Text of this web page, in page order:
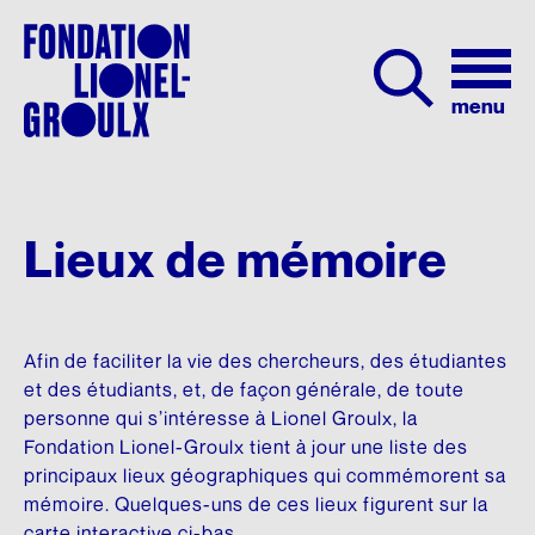
À PROPOS
Partenaires
Publications
QUI NOUS SOMMES
Notre équipe
CYCLES DE CONFÉRENCES
Figures marquantes de notre histoire
Dix journées qui ont fait le Québec
SÉRIE VIDÉO
Nos géants
Lionel Groulx
SA VIE
SON INFLUENCE
Les successeurs de Groulx
Études sur Lionel Groulx
Lieux de mémoire
Nous joindre
NOUS JOINDRE
Tél :+1 514 271-4759
Envoyer un message
HEURES D’OUVERTURE
Lundi au jeudi : 9 h à 16 h
COMMENT NOUS SOUTENIR
Don par chèque
Dons mensuels
Dons planifiés
Dons de valeurs mobilières
Lieux de mémoire
Afin de faciliter la vie des chercheurs, des étudiantes
et des étudiants, et, de façon générale, de toute
personne qui s’intéresse à Lionel Groulx, la
Fondation Lionel-Groulx tient à jour une liste des
principaux lieux géographiques qui commémorent sa
mémoire. Quelques-uns de ces lieux figurent sur la